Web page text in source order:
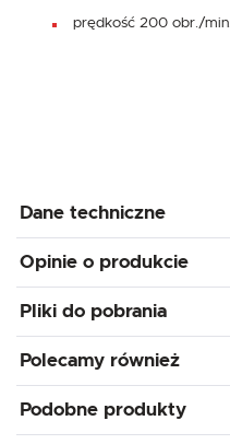
prędkość 200 obr./min.
Dane techniczne
Opinie o produkcie
Pliki do pobrania
Polecamy również
Podobne produkty